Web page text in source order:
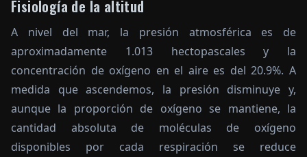
Fisiología de la altitud
A nivel del mar, la presión atmosférica es de
aproximadamente 1.013 hectopascales y la
concentración de oxígeno en el aire es del 20.9%. A
medida que ascendemos, la presión disminuye y,
aunque la proporción de oxígeno se mantiene, la
cantidad absoluta de moléculas de oxígeno
disponibles por cada respiración se reduce